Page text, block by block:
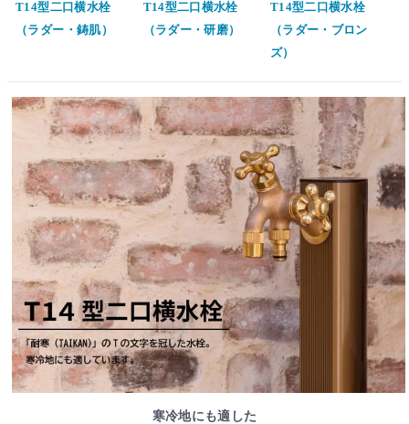
T14型二口横水栓
（ラダー・鋳肌）
T14型二口横水栓
（ラダー・研磨）
T14型二口横水栓
（ラダー・ブロン
ズ）
寒冷地にも適した